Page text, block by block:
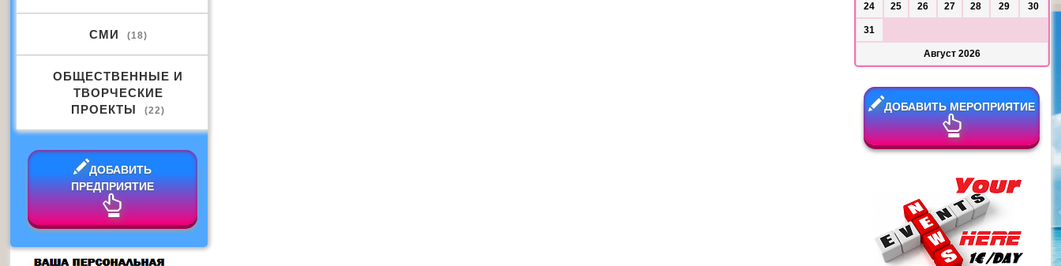
СМИ (18)
ОБЩЕСТВЕННЫЕ И
ТВОРЧЕСКИЕ
ПРОЕКТЫ
(22)
ДОБАВИТЬ
ПРЕДПРИЯТИЕ
24 25 26 27 28 29 30
31
Август 2026
ДОБАВИТЬ МЕРОПРИЯТИЕ